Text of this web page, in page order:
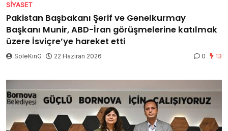
SIYASET
Pakistan Başbakanı Şerif ve Genelkurmay
Başkanı Munir, ABD-İran görüşmelerine katılmak
üzere İsviçre’ye hareket etti
SoleKinG 22 Haziran 2026 0 13